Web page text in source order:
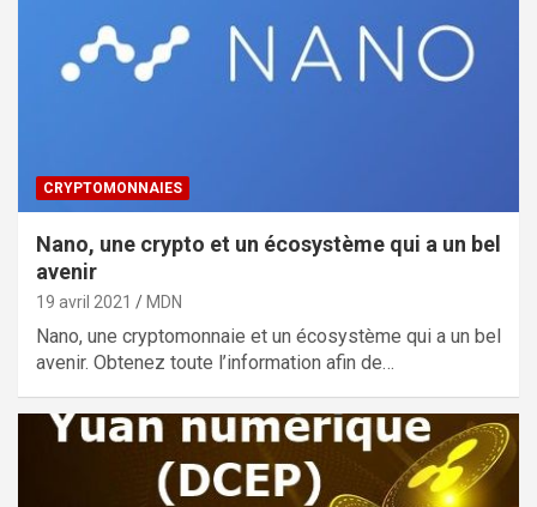
CRYPTOMONNAIES
Nano, une crypto et un écosystème qui a un bel
avenir
19 avril 2021 MDN
Nano, une cryptomonnaie et un écosystème qui a un bel
avenir. Obtenez toute l’information afin de…